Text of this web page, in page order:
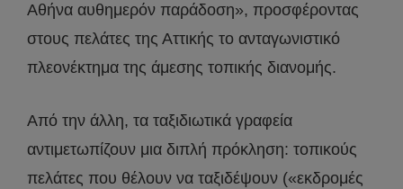
Αθήνα αυθημερόν παράδοση», προσφέροντας
στους πελάτες της Αττικής το ανταγωνιστικό
πλεονέκτημα της άμεσης τοπικής διανομής.
Από την άλλη, τα ταξιδιωτικά γραφεία
αντιμετωπίζουν μια διπλή πρόκληση: τοπικούς
πελάτες που θέλουν να ταξιδέψουν («εκδρομές